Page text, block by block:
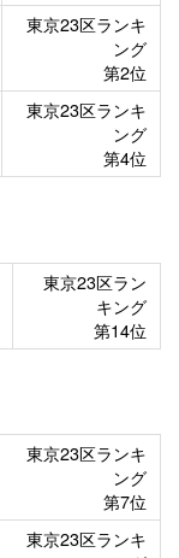
東京23区ランキ
ング
第2位
東京23区ランキ
ング
第4位
東京23区ラン
キング
第14位
東京23区ランキ
ング
第7位
東京23区ランキ